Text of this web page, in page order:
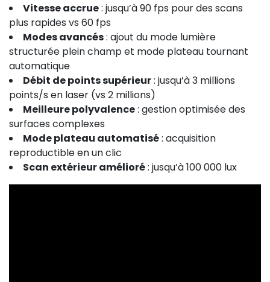
Vitesse accrue: jusqu’à 90 fps pour des scans
plus rapides vs 60 fps
Modes avancés: ajout du mode lumière
structurée plein champ et mode plateau tournant
automatique
Débit de points supérieur: jusqu’à 3 millions
points/s en laser (vs 2 millions)
Meilleure polyvalence: gestion optimisée des
surfaces complexes
Mode plateau automatisé: acquisition
reproductible en un clic
Scan extérieur amélioré: jusqu’à 100 000 lux